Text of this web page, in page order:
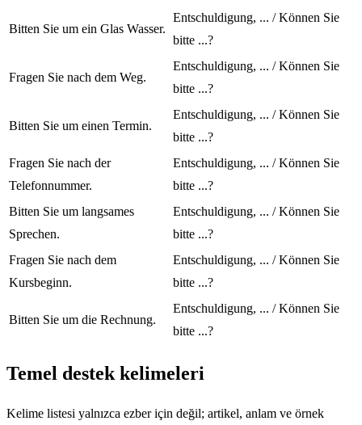
Bitten Sie um ein Glas Wasser.
Entschuldigung, ... / Können Sie
bitte ...?
Fragen Sie nach dem Weg.
Entschuldigung, ... / Können Sie
bitte ...?
Bitten Sie um einen Termin.
Entschuldigung, ... / Können Sie
bitte ...?
Fragen Sie nach der
Telefonnummer.
Entschuldigung, ... / Können Sie
bitte ...?
Bitten Sie um langsames
Sprechen.
Entschuldigung, ... / Können Sie
bitte ...?
Fragen Sie nach dem
Kursbeginn.
Entschuldigung, ... / Können Sie
bitte ...?
Bitten Sie um die Rechnung.
Entschuldigung, ... / Können Sie
bitte ...?
Temel destek kelimeleri
Kelime listesi yalnızca ezber için değil; artikel, anlam ve örnek